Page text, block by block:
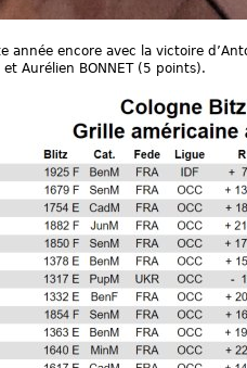
année encore avec la victoire
Aurélien BONNET (5 points).